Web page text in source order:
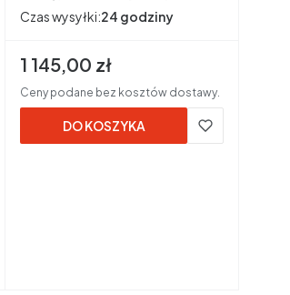
Czas wysyłki:24 godziny
Cena brutto
1 145,00 zł
Ceny podane bez kosztów dostawy.
DO KOSZYKA